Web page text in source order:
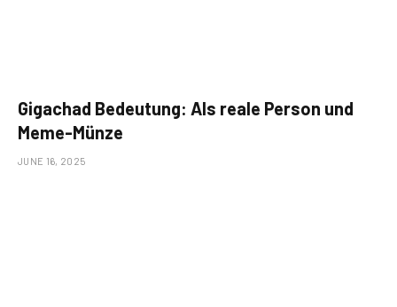
Gigachad Bedeutung: Als reale Person und
Meme-Münze
JUNE 16, 2025